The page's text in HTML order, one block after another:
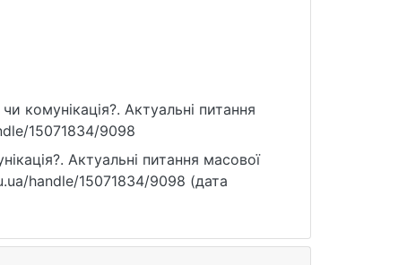
комунікація?. Актуальні питання
15071834/9098
Актуальні питання масової
handle/15071834/9098 (дата